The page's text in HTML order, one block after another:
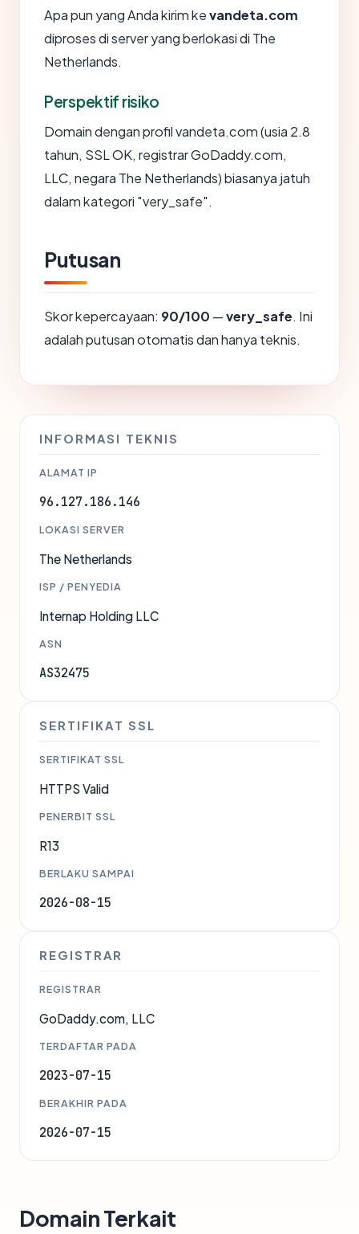
Apa pun yang Anda kirim kevandeta.com
diproses di server yang berlokasi di The
Netherlands.
Perspektif risiko
Domain dengan profil vandeta.com (usia 2.8
tahun, SSL OK, registrar GoDaddy.com,
LLC, negara The Netherlands) biasanya jatuh
dalam kategori "very_safe".
Putusan
Skor kepercayaan: 90/100 —very_safe. Ini
adalah putusan otomatis dan hanya teknis.
INFORMASI TEKNIS
ALAMAT IP
96.127.186.146
LOKASI SERVER
The Netherlands
ISP / PENYEDIA
Internap Holding LLC
ASN
AS32475
SERTIFIKAT SSL
SERTIFIKAT SSL
HTTPS Valid
PENERBIT SSL
R13
BERLAKU SAMPAI
2026-08-15
REGISTRAR
REGISTRAR
GoDaddy.com, LLC
TERDAFTAR PADA
2023-07-15
BERAKHIR PADA
2026-07-15
Domain Terkait